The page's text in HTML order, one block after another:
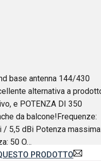
base antenna 144/430
alternativa a
e POTENZA DI 350
da balcone!Frequenze:
/ 5,5 dBi Potenza
50 O…
PRODOTTO